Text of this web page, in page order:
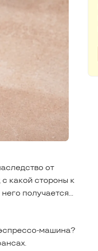
от
с какой стороны к
получается…
машина?